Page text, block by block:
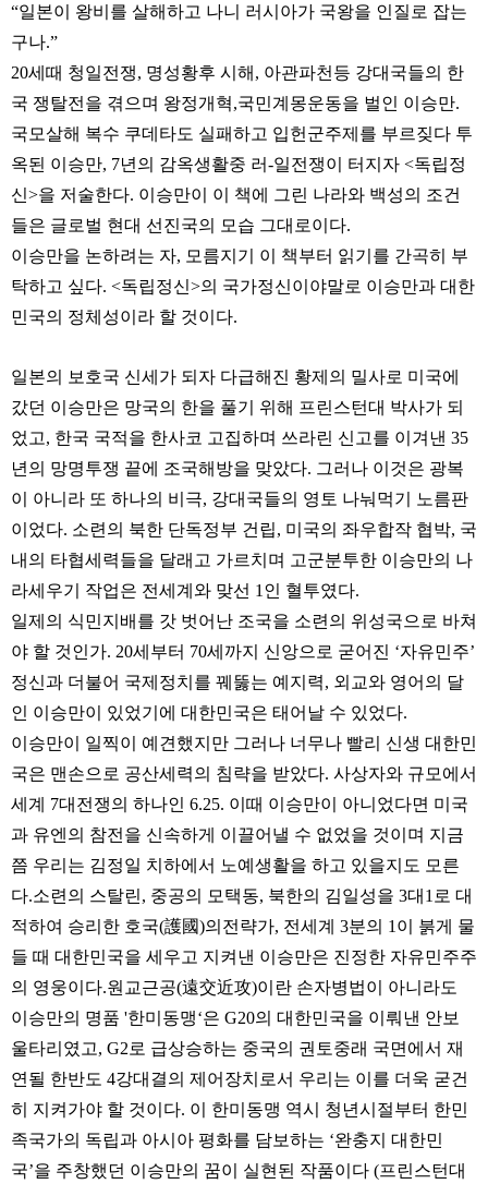
“일본이 왕비를 살해하고 나니 러시아가 국왕을 인질로 잡는
구나.”
20세때 청일전쟁, 명성황후 시해, 아관파천등 강대국들의 한
국 쟁탈전을 겪으며 왕정개혁,국민계몽운동을 벌인 이승만.
국모살해 복수 쿠데타도 실패하고 입헌군주제를 부르짖다 투
옥된 이승만, 7년의 감옥생활중 러-일전쟁이 터지자 <독립정
신>을 저술한다. 이승만이 이 책에 그린 나라와 백성의 조건
들은 글로벌 현대 선진국의 모습 그대로이다.
이승만을 논하려는 자, 모름지기 이 책부터 읽기를 간곡히 부
탁하고 싶다. <독립정신>의 국가정신이야말로 이승만과 대한
민국의 정체성이라 할 것이다.
일본의 보호국 신세가 되자 다급해진 황제의 밀사로 미국에
갔던 이승만은 망국의 한을 풀기 위해 프린스턴대 박사가 되
었고, 한국 국적을 한사코 고집하며 쓰라린 신고를 이겨낸 35
년의 망명투쟁 끝에 조국해방을 맞았다. 그러나 이것은 광복
이 아니라 또 하나의 비극, 강대국들의 영토 나눠먹기 노름판
이었다. 소련의 북한 단독정부 건립, 미국의 좌우합작 협박, 국
내의 타협세력들을 달래고 가르치며 고군분투한 이승만의 나
라세우기 작업은 전세계와 맞선 1인 혈투였다.
일제의 식민지배를 갓 벗어난 조국을 소련의 위성국으로 바쳐
야 할 것인가. 20세부터 70세까지 신앙으로 굳어진 ‘자유민주’
정신과 더불어 국제정치를 꿰뚫는 예지력, 외교와 영어의 달
인 이승만이 있었기에 대한민국은 태어날 수 있었다.
이승만이 일찍이 예견했지만 그러나 너무나 빨리 신생 대한민
국은 맨손으로 공산세력의 침략을 받았다. 사상자와 규모에서
세계 7대전쟁의 하나인 6.25. 이때 이승만이 아니었다면 미국
과 유엔의 참전을 신속하게 이끌어낼 수 없었을 것이며 지금
쯤 우리는 김정일 치하에서 노예생활을 하고 있을지도 모른
다.소련의 스탈린, 중공의 모택동, 북한의 김일성을 3대1로 대
적하여 승리한 호국(護國)의전략가, 전세계 3분의 1이 붉게 물
들 때 대한민국을 세우고 지켜낸 이승만은 진정한 자유민주주
의 영웅이다.원교근공(遠交近攻)이란 손자병법이 아니라도
이승만의 명품 '한미동맹‘은 G20의 대한민국을 이뤄낸 안보
울타리였고, G2로 급상승하는 중국의 권토중래 국면에서 재
연될 한반도 4강대결의 제어장치로서 우리는 이를 더욱 굳건
히 지켜가야 할 것이다. 이 한미동맹 역시 청년시절부터 한민
족국가의 독립과 아시아 평화를 담보하는 ‘완충지 대한민
국’을 주창했던 이승만의 꿈이 실현된 작품이다 (프린스턴대